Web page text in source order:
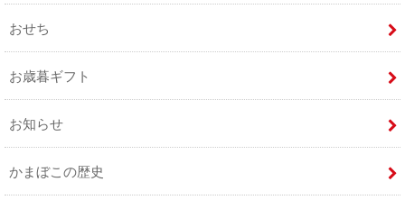
おせち
お歳暮ギフト
お知らせ
かまぼこの歴史